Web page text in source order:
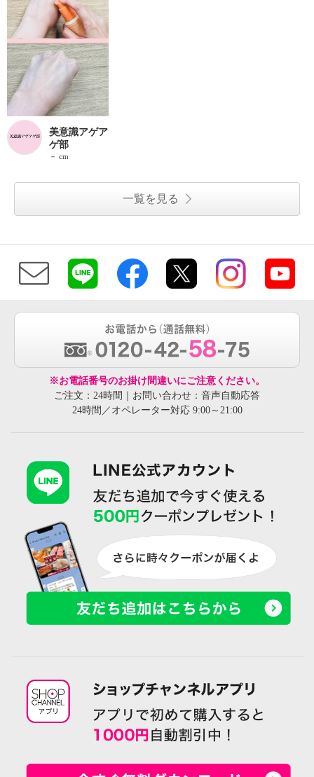
美意識アゲア
ゲ部
－ cm
一覧を見る
※お電話番号のお掛け間違いにご注意ください。
ご注文：24時間｜お問い合わせ：音声自動応答
24時間／オペレーター対応 9:00～21:00